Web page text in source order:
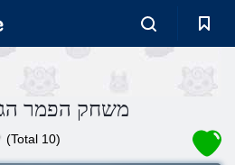
משחק הפמר
(Total 10)